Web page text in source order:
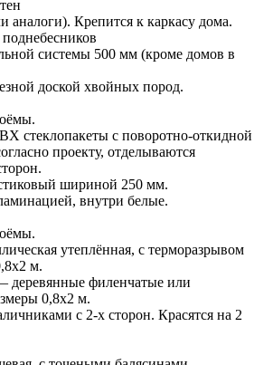
аналоги). Крепится к каркасу дома.
системы 500 мм (кроме домов в
доской хвойных пород.
стеклопакеты с поворотно-откидной
проекту, отделываются
шириной 250 мм.
внутри белые.
утеплённая, с терморазрывом
м.
филенчатые или
0,8х2 м.
с 2-х сторон. Красятся на 2